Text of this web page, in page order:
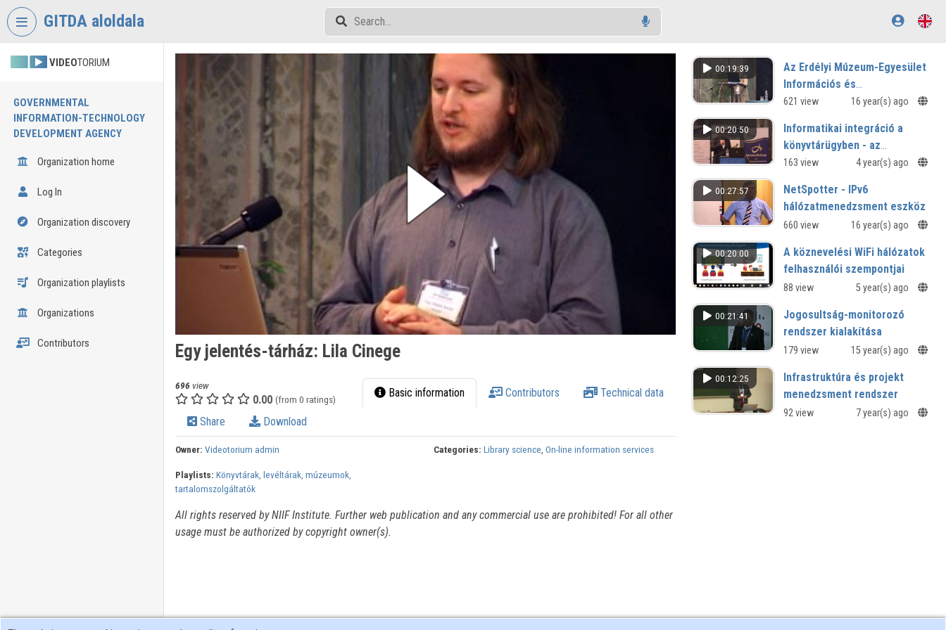
Skip header
GITDA aloldala
VIDEOTORIUM
GOVERNMENTAL
INFORMATION-TECHNOLOGY
DEVELOPMENT AGENCY
Organization home
Log In
Organization discovery
Categories
Organization playlists
Organizations
Contributors Egy jelentés-tárház: Lila Cinege
696 view
0.00 (from 0 ratings) Basic information Contributors Technical data
Share Download
Owner: Videotorium admin Categories: Library science,On-line information services
Playlists: Könyvtárak, levéltárak, múzeumok,
tartalomszolgáltatók
All rights reserved by NIIF Institute. Further web publication and any commercial use are prohibited! For all other
usage must be authorized by copyright owner(s).
00:19:39
Az Erdélyi Múzeum-Egyesület
Információs és
Dokumentációs Központja
621 view 16 year(s) ago
00:20:50
Informatikai integráció a
könyvtárügyben - az
együttműködés új
163 view 4 year(s) ago
00:27:57
NetSpotter - IPv6
hálózatmenedzsment eszköz
660 view 16 year(s) ago
00:20:00
A köznevelési WiFi hálózatok
felhasználói szempontjai
88 view 5 year(s) ago
00:21:41
Jogosultság-monitorozó
rendszer kialakítása
179 view 15 year(s) ago
00:12:25
Infrastruktúra és projekt
menedzsment rendszer
92 view 7 year(s) ago